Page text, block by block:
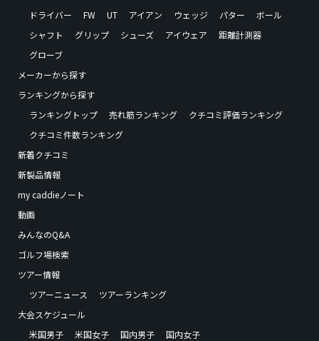
ドライバー
FW UT アイアン ウェッジ パター
ボール
シャフト
グリップ シューズ アイウェア
距離計測器
グローブ
メーカーから探す
ランキングから探す
ランキングトップ
売れ筋ランキング
クチコミ評価ランキング
クチコミ件数ランキング
新着クチコミ
新製品情報
my caddieノート
動画
みんなのQ&A
ゴルフ場検索
ツアー情報
ツアーニュース
ツアーランキング
大会スケジュール
米国男子
米国女子 国内男子
国内女子